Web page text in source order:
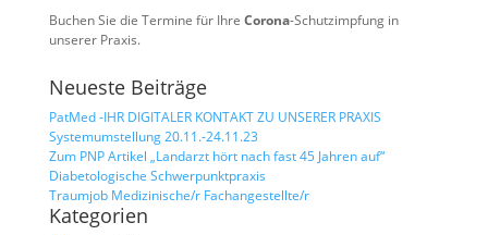
Buchen Sie die Termine für Ihre Corona-Schutzimpfung in
unserer Praxis.
Neueste Beiträge
PatMed -IHR DIGITALER KONTAKT ZU UNSERER PRAXIS
Systemumstellung 20.11.-24.11.23
Zum PNP Artikel „Landarzt hört nach fast 45 Jahren auf“
Diabetologische Schwerpunktpraxis
Traumjob Medizinische/r Fachangestellte/r
Kategorien